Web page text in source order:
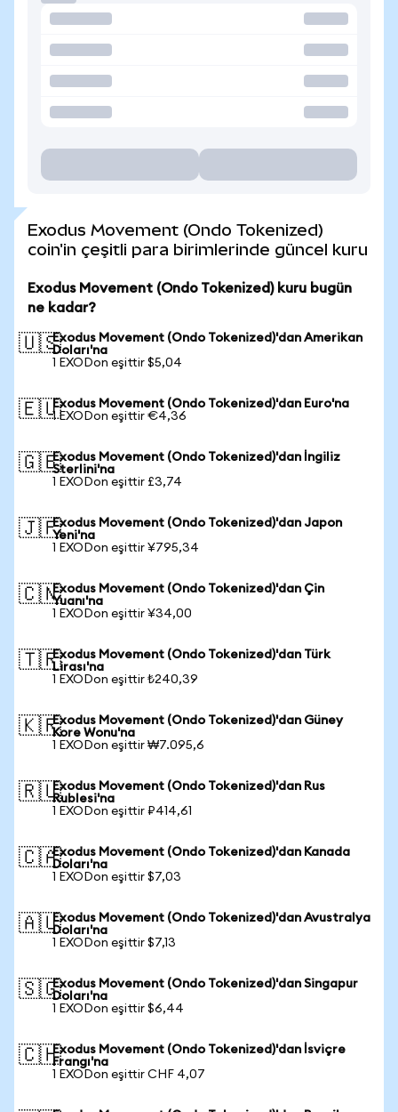
Exodus Movement (Ondo Tokenized)
coin'in çeşitli para birimlerinde güncel kuru
Exodus Movement (Ondo Tokenized) kuru bugün
ne kadar?
🇺🇸Exodus Movement (Ondo Tokenized)'dan Amerikan
Doları'na
1 EXODon eşittir $5,04
🇪🇺Exodus Movement (Ondo Tokenized)'dan Euro'na
1 EXODon eşittir €4,36
🇬🇧Exodus Movement (Ondo Tokenized)'dan İngiliz
Sterlini'na
1 EXODon eşittir £3,74
🇯🇵Exodus Movement (Ondo Tokenized)'dan Japon
Yeni'na
1 EXODon eşittir ¥795,34
🇨🇳Exodus Movement (Ondo Tokenized)'dan Çin
Yuanı'na
1 EXODon eşittir ¥34,00
🇹🇷Exodus Movement (Ondo Tokenized)'dan Türk
Lirası'na
1 EXODon eşittir ₺240,39
🇰🇷Exodus Movement (Ondo Tokenized)'dan Güney
Kore Wonu'na
1 EXODon eşittir ₩7.095,6
🇷🇺Exodus Movement (Ondo Tokenized)'dan Rus
Rublesi'na
1 EXODon eşittir ₽414,61
🇨🇦Exodus Movement (Ondo Tokenized)'dan Kanada
Doları'na
1 EXODon eşittir $7,03
🇦🇺Exodus Movement (Ondo Tokenized)'dan Avustralya
Doları'na
1 EXODon eşittir $7,13
🇸🇬Exodus Movement (Ondo Tokenized)'dan Singapur
Doları'na
1 EXODon eşittir $6,44
🇨🇭Exodus Movement (Ondo Tokenized)'dan İsviçre
Frangı'na
1 EXODon eşittir CHF 4,07